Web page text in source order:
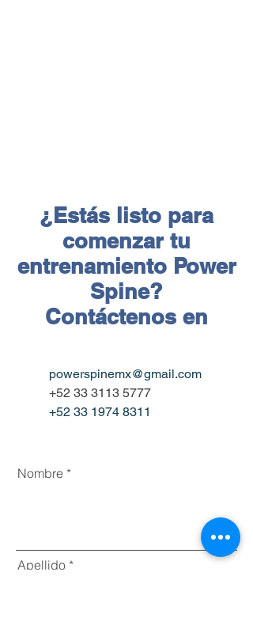
¿Estás listo para
comenzar tu
entrenamiento Power
Spine?
Contáctenos en
powerspinemx@gmail.com
+52 33 3113 5777
+52 33 1974 8311
Nombre
Apellido